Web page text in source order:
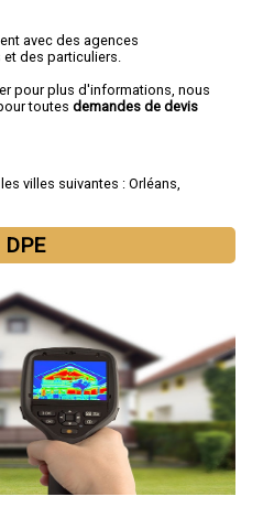
avec des agences
des particuliers.
pour plus d'informations, nous
toutes demandes de devis
villes suivantes : Orléans,
DPE